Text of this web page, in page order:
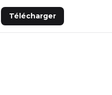
Télécharger